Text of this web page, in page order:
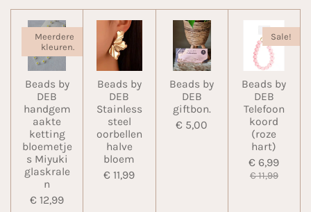
Meerdere
kleuren.
Beads by
DEB
handgem
aakte
ketting
bloemetje
s Miyuki
glaskrale
n
€ 12,99
Beads by
DEB
Stainless
steel
oorbellen
halve
bloem
€ 11,99
Beads by
DEB
giftbon.
€ 5,00
Sale!
Beads by
DEB
Telefoon
koord
(roze
hart)
€ 6,99
€ 11,99